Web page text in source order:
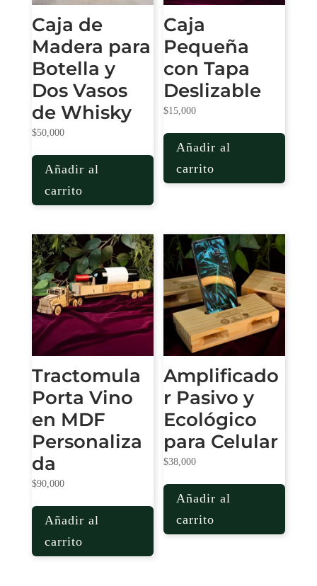
Caja de
Madera para
Botella y
Dos Vasos
de Whisky
$50,000
Añadir al
carrito
Caja
Pequeña
con Tapa
Deslizable
$15,000
Añadir al
carrito
Tractomula
Porta Vino
en MDF
Personaliza
da
$90,000
Añadir al
carrito
Amplificado
r Pasivo y
Ecológico
para Celular
$38,000
Añadir al
carrito